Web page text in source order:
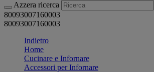
Azzera ricerca
80093007160003
80093007160003
Indietro
Home
Cucinare e Infornare
Accessori per Infornare